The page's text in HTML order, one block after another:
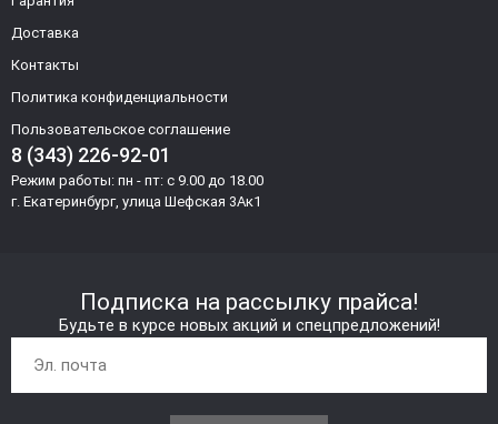
Доставка
Контакты
Политика конфиденциальности
Пользовательское соглашение
8 (343) 226-92-01
Режим работы: пн - пт: с 9.00 до 18.00
г. Екатеринбург, улица Шефская 3Ак1
Подписка на рассылку прайса!
Будьте в курсе новых акций и спецпредложений!